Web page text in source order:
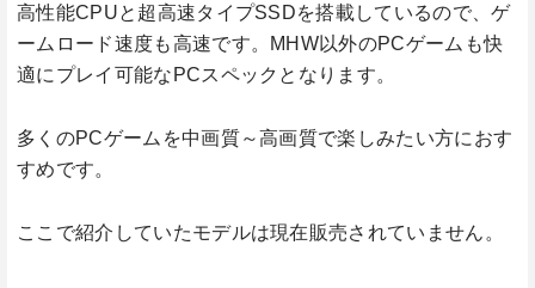
高性能CPUと超高速タイプSSDを搭載しているので、ゲ
ームロード速度も高速です。MHW以外のPCゲームも快
適にプレイ可能なPCスペックとなります。
多くのPCゲームを中画質～高画質で楽しみたい方におす
すめです。
ここで紹介していたモデルは現在販売されていません。